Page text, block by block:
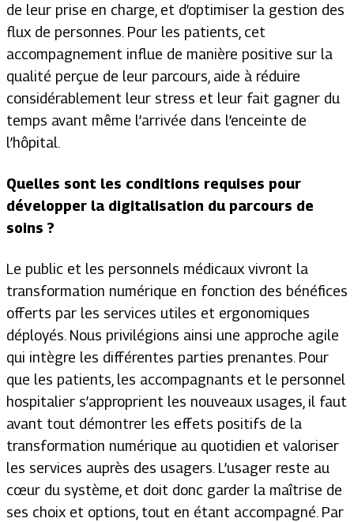
de leur prise en charge, et d’optimiser la gestion des
flux de personnes. Pour les patients, cet
accompagnement influe de manière positive sur la
qualité perçue de leur parcours, aide à réduire
considérablement leur stress et leur fait gagner du
temps avant même l’arrivée dans l’enceinte de
l’hôpital.
Quelles sont les conditions requises pour
développer la digitalisation du parcours de
soins ?
Le public et les personnels médicaux vivront la
transformation numérique en fonction des bénéfices
offerts par les services utiles et ergonomiques
déployés. Nous privilégions ainsi une approche agile
qui intègre les différentes parties prenantes. Pour
que les patients, les accompagnants et le personnel
hospitalier s’approprient les nouveaux usages, il faut
avant tout démontrer les effets positifs de la
transformation numérique au quotidien et valoriser
les services auprès des usagers. L’usager reste au
cœur du système, et doit donc garder la maîtrise de
ses choix et options, tout en étant accompagné. Par